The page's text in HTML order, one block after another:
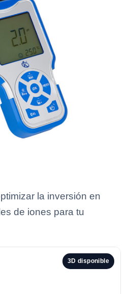
la inversión en
de iones para tu
3D disponible